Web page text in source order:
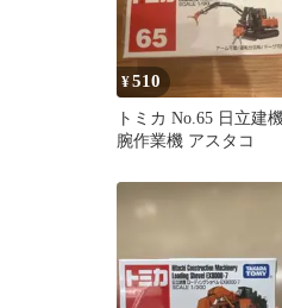
¥510
トミカ No.65 日立建
腕作業機 アスタコ